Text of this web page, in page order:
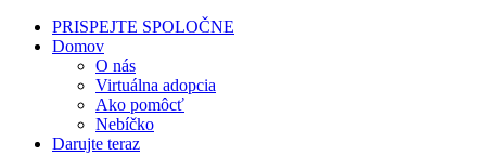
PRISPEJTE SPOLOČNE
Domov
O nás
Virtuálna adopcia
Ako pomôcť
Nebíčko
Darujte teraz